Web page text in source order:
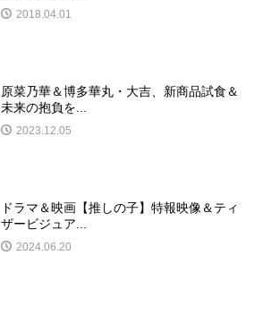
2018.04.01
原菜乃華＆博多華丸・大吉、新商品試食＆
未来の抱負を...
2023.12.05
ドラマ＆映画【推しの子】特報映像＆ティ
ザービジュア...
2024.06.20